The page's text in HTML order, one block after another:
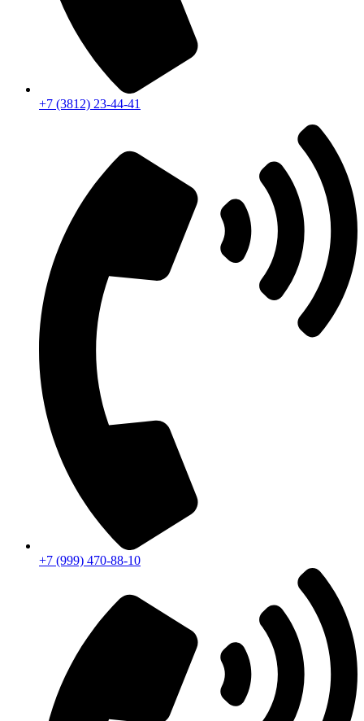
+7 (3812) 23-44-41
+7 (999) 470-88-10